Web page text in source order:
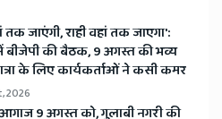
तक जाएंगी, राही वहां तक जाएगा':
की बैठक, 9 अगस्त की भव्य
के लिए कार्यकर्ताओं ने कसी कमर
2026
9 अगस्त को, गुलाबी नगरी की